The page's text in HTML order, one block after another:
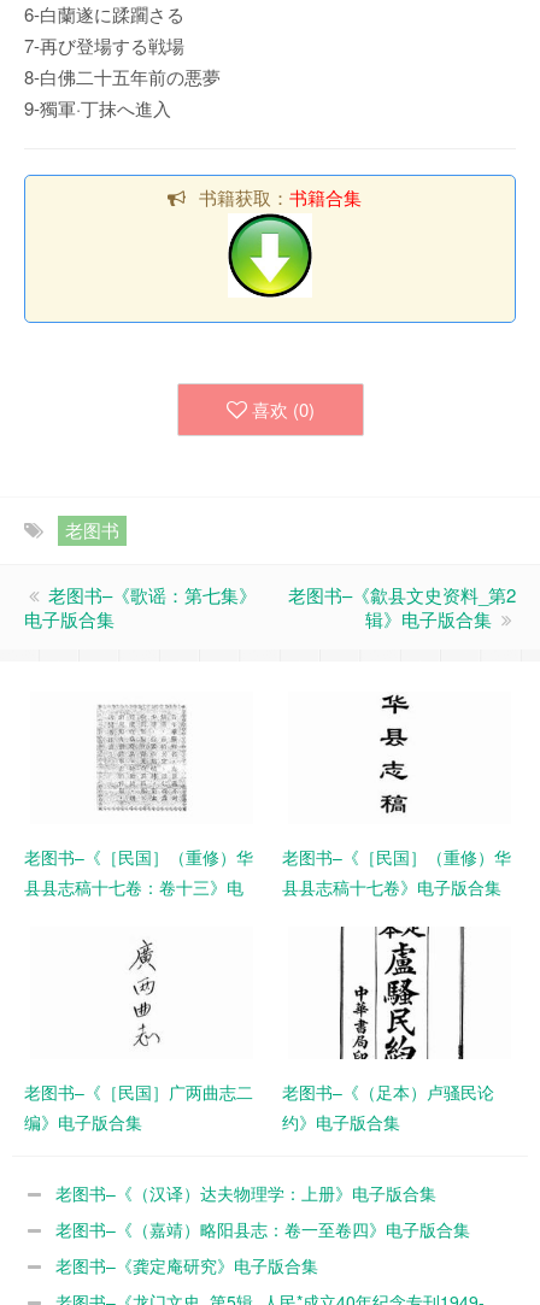
6-白蘭遂に蹂躙さる
7-再び登場する戦場
8-白佛二十五年前の悪夢
9-獨軍·丁抹へ進入
书籍获取： 书籍合集
喜欢 (0)
老图书
老图书–《歌谣：第七集》
电子版合集
老图书–《歙县文史资料_第2
辑》电子版合集
老图书–《［民国］（重修）华
县县志稿十七卷：卷十三》电
老图书–《［民国］（重修）华
县县志稿十七卷》电子版合集
老图书–《［民国］广两曲志二
编》电子版合集
老图书–《（足本）卢骚民论
约》电子版合集
老图书–《（汉译）达夫物理学：上册》电子版合集
老图书–《（嘉靖）略阳县志：卷一至卷四》电子版合集
老图书–《龚定庵研究》电子版合集